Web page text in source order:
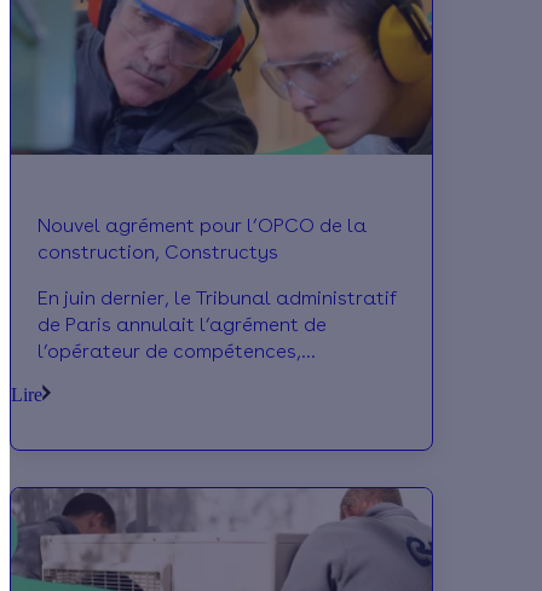
Nouvel agrément pour l’OPCO de la
construction, Constructys
En juin dernier, le Tribunal administratif
de Paris annulait l’agrément de
l’opérateur de compétences,
l’organisme de poursuivre ses missions,
un nouveau texte conventionnel. Ils ont
récemment annoncé avoir trouvé un
accord unanime.
Lire